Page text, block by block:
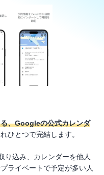
、Googleの公式カレンダ
ひとつで完結します。
り込み、カレンダーを他人
ライベートで予定が多い人